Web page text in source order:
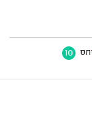
10